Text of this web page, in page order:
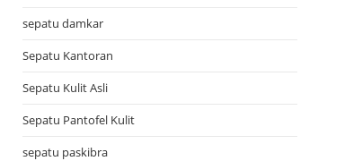
sepatu damkar
Sepatu Kantoran
Sepatu Kulit Asli
Sepatu Pantofel Kulit
sepatu paskibra